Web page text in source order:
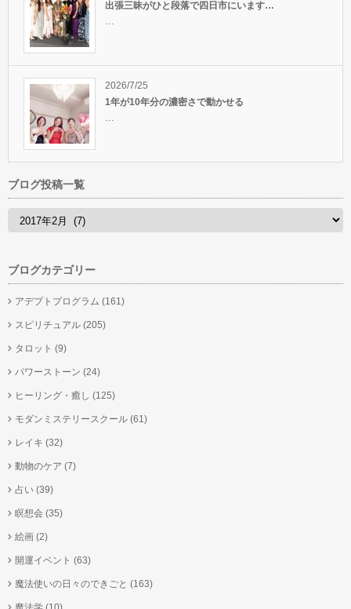
出張三昧がひと段落で四日市にいます…
…
2026/7/25
1年が10年分の濃密さで動かせる
…
ブログ投稿一覧
ブログカテゴリー
アデプトプログラム (161)
スピリチュアル (205)
タロット (9)
パワーストーン (24)
ヒーリング・癒し (125)
モダンミステリースクール (61)
レイキ (32)
動物のケア (7)
占い (39)
瞑想会 (35)
絵画 (2)
開運イベント (63)
魔法使いの日々のできごと (163)